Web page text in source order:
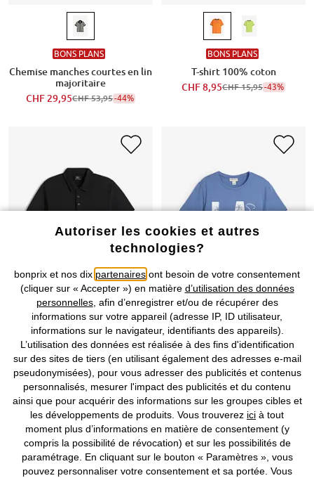
BONS PLANS
Chemise manches courtes en lin
majoritaire
CHF 29,95CHF 53,95-44%
BONS PLANS
T-shirt 100% coton
CHF 8,95CHF 15,95-43%
BONS PLANS
Polo fonctionnel, séchage
rapide
CHF 20,95
BONS PLANS
T-shirt Slim 100% coton
CHF 6,95 CHF 15,95 -56%
Autoriser les cookies et autres
technologies?
bonprix et nos dix partenaires ont besoin de votre consentement
(cliquer sur « Accepter ») en matière d’utilisation des données
personnelles, afin d’enregistrer et/ou de récupérer des
informations sur votre appareil (adresse IP, ID utilisateur,
informations sur le navigateur, identifiants des appareils).
L’utilisation des données est réalisée à des fins d'identification
sur des sites de tiers (en utilisant également des adresses e-mail
pseudonymisées), pour vous adresser des publicités et contenus
personnalisés, mesurer l'impact des publicités et du contenu
ainsi que pour acquérir des informations sur les groupes cibles et
les développements de produits. Vous trouverez ici à tout
moment plus d’informations en matière de consentement (y
compris la possibilité de révocation) et sur les possibilités de
paramétrage. En cliquant sur le bouton « Paramètres », vous
pouvez personnaliser votre consentement et sa portée. Vous